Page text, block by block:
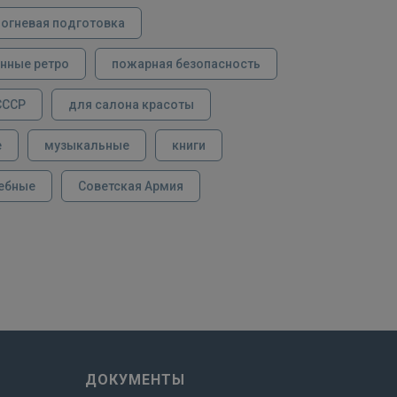
огневая подготовка
ретро пожарная безопасность
для салона красоты
музыкальные книги
Советская Армия
ДОКУМЕНТЫ